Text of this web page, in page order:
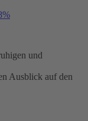
und
Ausblick auf den